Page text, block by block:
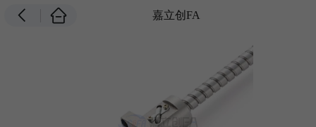
嘉立创FA